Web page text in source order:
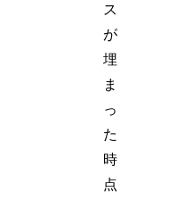
ス
が
埋
ま
っ
た
時
点